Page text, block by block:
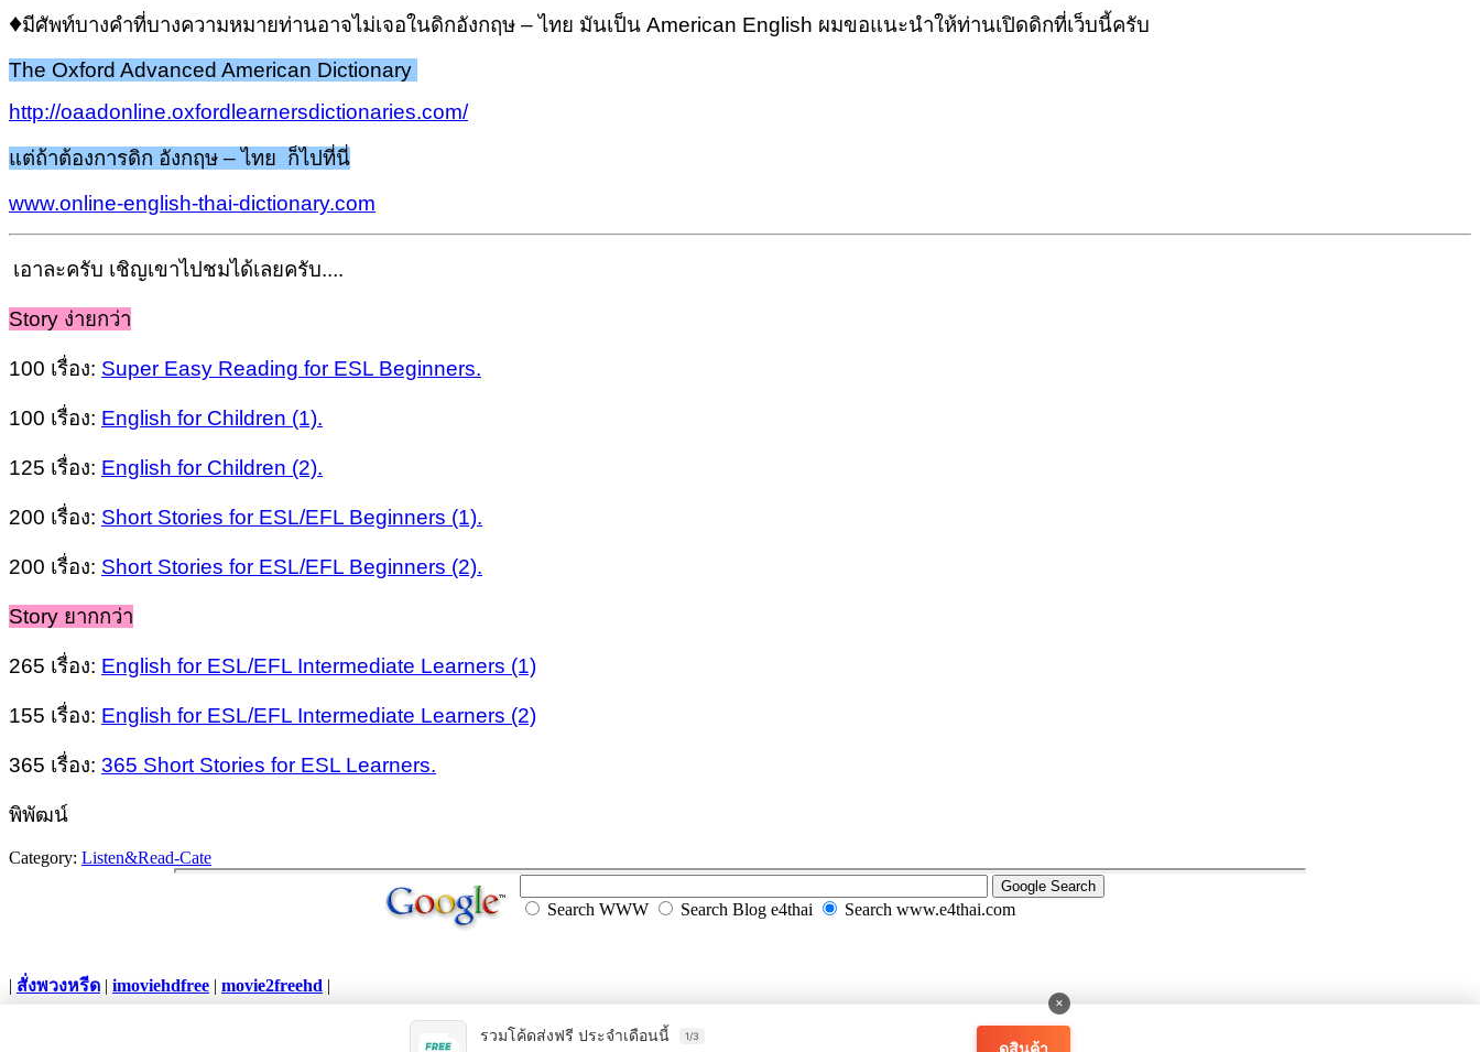
♦มีศัพท์บางคำที่บางความหมายท่านอาจไม่เจอในดิกอังกฤษ – ไทย มันเป็น American English ผมขอแนะนำให้ท่านเปิดดิกที่เว็บนี้ครับ
The Oxford Advanced American Dictionary
http://oaadonline.oxfordlearnersdictionaries.com/
แต่ถ้าต้องการดิก อังกฤษ – ไทย ก็ไปที่นี่
www.online-english-thai-dictionary.com
เอาละครับ เชิญเขาไปชมได้เลยครับ....
Story ง่ายกว่า
100 เรื่อง: Super Easy Reading for ESL Beginners.
100 เรื่อง: English for Children (1).
125 เรื่อง: English for Children (2).
200 เรื่อง: Short Stories for ESL/EFL Beginners (1).
200 เรื่อง: Short Stories for ESL/EFL Beginners (2).
Story ยากกว่า
265 เรื่อง: English for ESL/EFL Intermediate Learners (1)
155 เรื่อง: English for ESL/EFL Intermediate Learners (2)
365 เรื่อง: 365 Short Stories for ESL Learners.
พิพัฒน์
Category: Listen&Read-Cate
Search WWW Search Blog e4thai Search www.e4thai.com
| สั่งพวงหรีด | imoviehdfree | movie2freehd |
×
รวมโค้ดส่งฟรี ประจำเดือนนี้ 1/3
ดูสินค้า